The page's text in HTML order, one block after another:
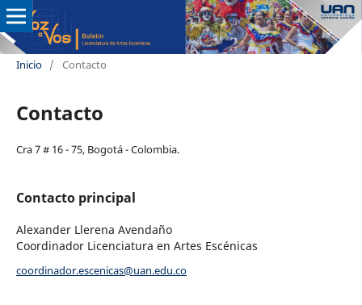
Inicio / Contacto
Contacto
Cra 7 # 16 - 75, Bogotá - Colombia.
Contacto principal
Alexander Llerena Avendaño
Coordinador Licenciatura en Artes Escénicas
coordinador.escenicas@uan.edu.co